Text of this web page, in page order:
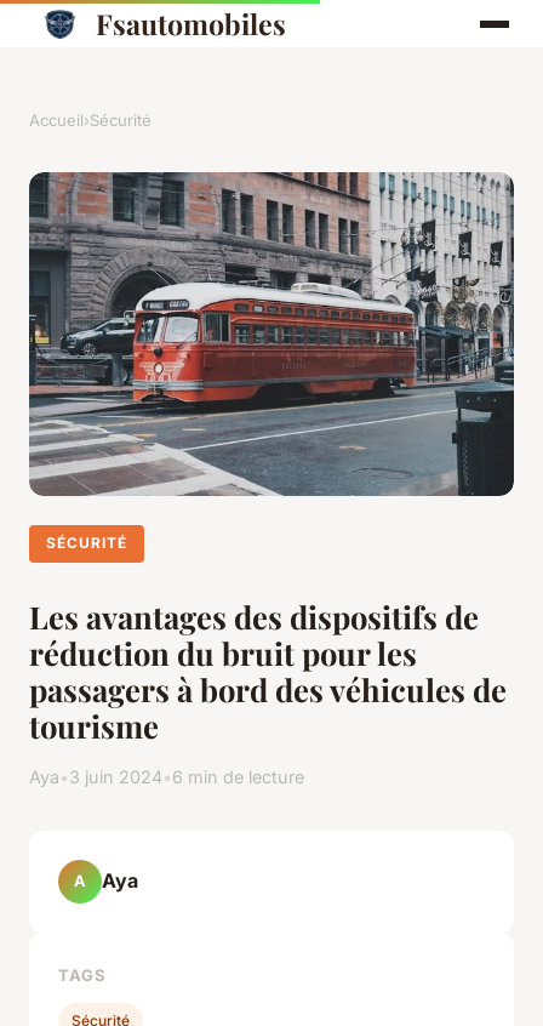
Fsautomobiles
Accueil›Sécurité
SÉCURITÉ
Les avantages des dispositifs de
réduction du bruit pour les
passagers à bord des véhicules de
tourisme
Aya•3 juin 2024•6 min de lecture
A Aya
TAGS
Sécurité